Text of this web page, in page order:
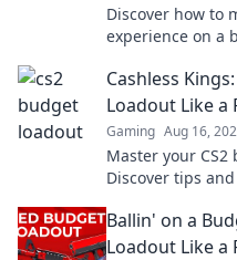
Discover how to
experience on a
Cashless
Loadout Like a
Gaming Aug 16,
Master your
Discover tips
Ballin' on a
Loadout Like a